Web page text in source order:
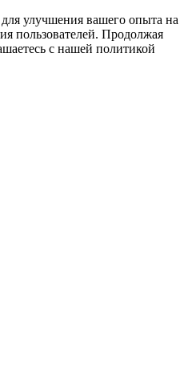
улучшения вашего опыта на
пользователей. Продолжая
с нашей политикой